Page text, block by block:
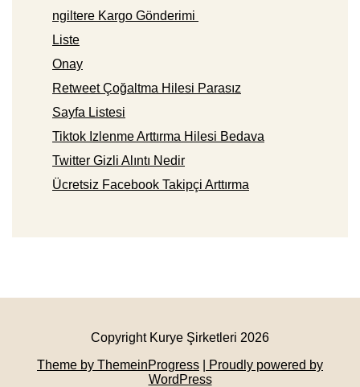
ngiltere Kargo Gönderimi
Liste
Onay
Retweet Çoğaltma Hilesi Parasız
Sayfa Listesi
Tiktok Izlenme Arttırma Hilesi Bedava
Twitter Gizli Alıntı Nedir
Ücretsiz Facebook Takipçi Arttırma
Copyright Kurye Şirketleri 2026
Theme by ThemeinProgress
| Proudly powered by
WordPress